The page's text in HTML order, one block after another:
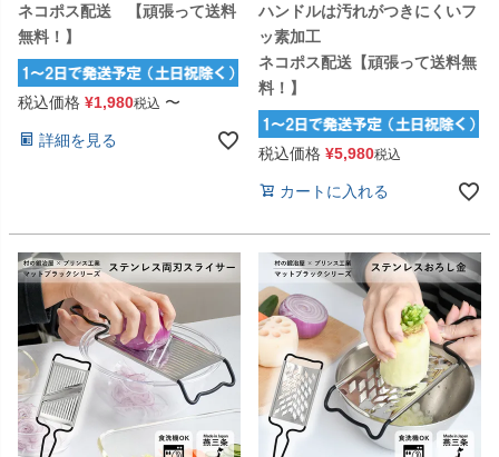
ネコポス配送 【頑張って送料
無料！】
税込価格 ¥1,980税込 〜
詳細を見る
ハンドルは汚れがつきにくいフ
ッ素加工
ネコポス配送【頑張って送料無
料！】
税込価格 ¥5,980税込
カートに入れる